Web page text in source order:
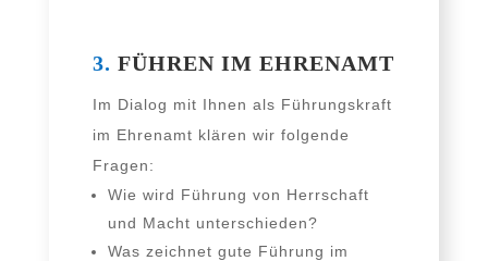
3. FÜHREN IM EHRENAMT
Im Dialog mit Ihnen als Führungskraft
im Ehrenamt klä­ren wir fol­gen­de
Fragen:
Wie wird Führung von Herrschaft
und Macht unterschieden?
Was zeich­net gute Führung im